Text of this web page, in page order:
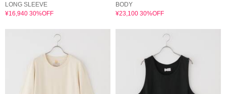
LONG SLEEVE
¥16,940 30%OFF
BODY
¥23,100 30%OFF